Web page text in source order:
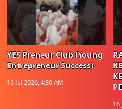
YES Preneur Club (Young
Entrepreneur Success)
16 Jul 2026, 4:30 AM
16